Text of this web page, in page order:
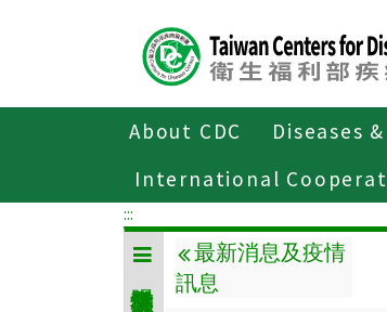
About CDC Diseases
International傳染病與防疫專題
:::
最新消息及疫情
訊息